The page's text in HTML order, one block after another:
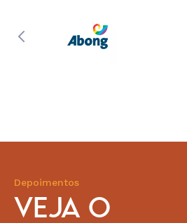
Depoimentos
VEJA O